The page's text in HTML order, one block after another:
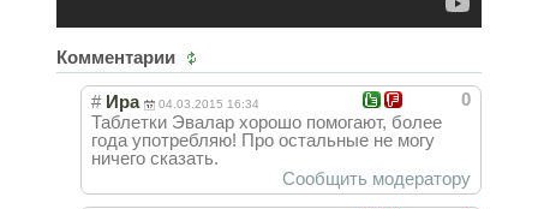
Комментарии
0
# Ира 04.03.2015 16:34
Таблетки Эвалар хорошо помогают, более
года употребляю! Про остальные не могу
ничего сказать.
Сообщить модератору